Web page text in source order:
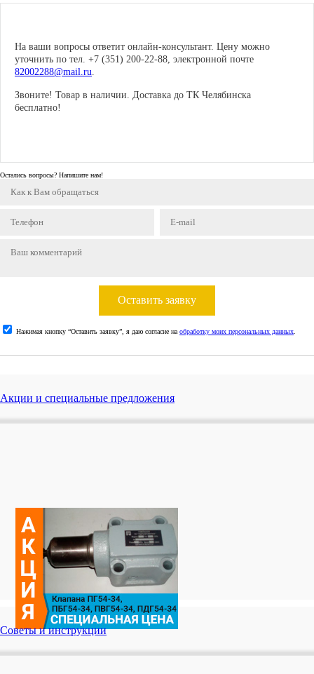
На ваши вопросы ответит онлайн-консультант. Цену можно
уточнить по тел. +7 (351) 200-22-88, электронной почте
82002288@mail.ru.
Звоните! Товар в наличии. Доставка до ТК Челябинска
бесплатно!
Остались вопросы? Напишите нам!
Оставить заявку
Нажимая кнопку “Оставить заявку”, я даю согласие на обработку моих персональных данных
Акции и специальные предложения
Советы и инструкции